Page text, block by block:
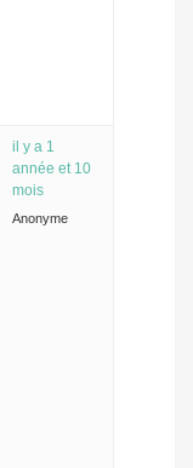
il y a 1
année et 10
mois
Anonyme